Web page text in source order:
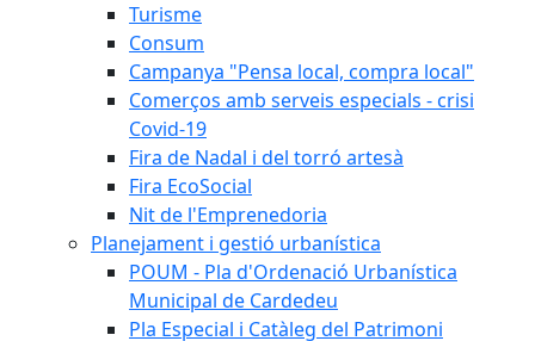
Turisme
Consum
Campanya "Pensa local, compra local"
Comerços amb serveis especials - crisi
Covid-19
Fira de Nadal i del torró artesà
Fira EcoSocial
Nit de l'Emprenedoria
Planejament i gestió urbanística
POUM - Pla d'Ordenació Urbanística
Municipal de Cardedeu
Pla Especial i Catàleg del Patrimoni